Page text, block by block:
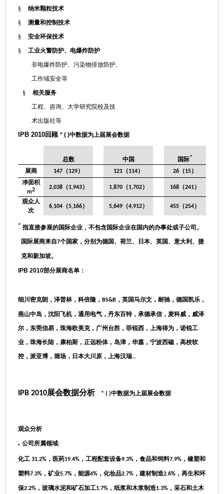
§
纳米颗粒技术
§
测量和控制技术
§
安全环保技术
§
工业火警防护、电爆炸防护
非电爆炸防护、污染物排放防护、
工作域安全等
§
相关服务
工程、咨询、大学研究院校及技
术出版社等
IPB 2010回顾 * ( )中数据为上届展会数据
总数 中国 国际*
展商 147（129） 121（114） 26 （15）
净面积
m2 2,038（1,943） 1,870（1,702） 168 （241）
观众人
次
6,104（5,166） 5,649（4,912） 455 （254）
* 指直接参展的国际企业，不包含国际企业在国内的办事处或子公司。
国际展商来自7个国家，分别为德国、荷兰、日本、英国、意大利、捷
克和新加坡。
IPB 2010部分展商名单：
细川密克朗，泽普林，科倍隆， BS&B ， 英国马尔文，耐驰，德国凯乐，
燕山中岛，沈阳飞机，通用电气，丹东百特，承德承信，麦科威，威泽
尔，东莞信易，珠海欧美克，广州台胜，菲锐西，上海得为，诺锐工
业，珠海长陆，康柏斯，正远粉体，岛津，华嘉，宁波西磁，高校软
控，派亚博，堀场，日本大川原，上海汉瑞…
IPB 2010展会数据分析 * ( )中数据为上届展会数据
观众分析
n 公司所属领域:
化工 31.2% ，医药19.4% ，工程配套设备9.3% ，食品和饲料7.9% ，橡塑和
塑料7.3% ，矿业5.7% ，能源4% ，化妆品2.7% ，建材制造2.6% ，再生和环
保2.2% ，玻璃水泥和矿石加工1.7% ，纸浆和木浆制造1.3% ，采石和土木